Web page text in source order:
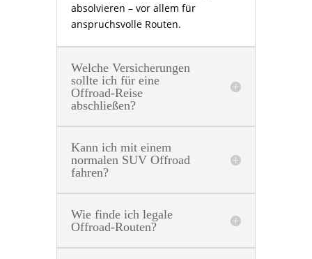
absolvieren – vor allem für
anspruchsvolle Routen.
Welche Versicherungen
sollte ich für eine
Offroad-Reise
abschließen?
Kann ich mit einem
normalen SUV Offroad
fahren?
Wie finde ich legale
Offroad-Routen?